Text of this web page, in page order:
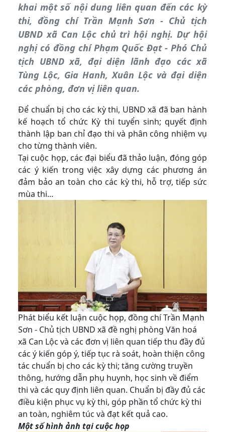
khai một số nội dung liên quan đến các kỳ
thi, đồng chí Trần Mạnh Sơn - Chủ tịch
UBND xã Can Lộc chủ trì hội nghị. Dự hội
nghị có đồng chí Phạm Quốc Đạt - Phó Chủ
tịch UBND xã, đại diện lãnh đạo các xã
Tùng Lộc, Gia Hanh, Xuân Lộc và đại diện
các phòng, đơn vị liên quan.
Để chuẩn bị cho các kỳ thi, UBND xã đã ban hành
kế hoạch tổ chức Kỳ thi tuyển sinh; quyết định
thành lập ban chỉ đạo thi và phân công nhiệm vụ
cho từng thành viên.
Tại cuộc họp, các đại biểu đã thảo luận, đóng góp
các ý kiến trong việc xây dựng các phương án
đảm bảo an toàn cho các kỳ thi, hỗ trợ, tiếp sức
mùa thi...
Phát biểu kết luận cuộc họp, đồng chí Trần Mạnh
Sơn - Chủ tịch UBND xã đề nghị phòng Văn hoá
xã Can Lộc và các đơn vị liên quan tiếp thu đầy đủ
các ý kiến góp ý, tiếp tục rà soát, hoàn thiện công
tác chuẩn bị cho các kỳ thi; tăng cường truyền
thông, hướng dẫn phụ huynh, học sinh về điểm
thi và các quy định liên quan. Chuẩn bị đầy đủ các
điều kiện phục vụ kỳ thi, góp phần tổ chức kỳ thi
an toàn, nghiêm túc và đạt kết quả cao.
Một số hình ảnh tại cuộc họp